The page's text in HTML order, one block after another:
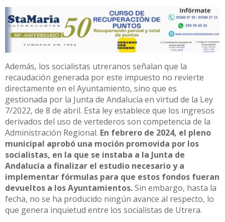
Además, los socialistas utreranos señalan que la
recaudación generada por este impuesto no revierte
directamente en el Ayuntamiento, sino que es
gestionada por la Junta de Andalucía en virtud de la Ley
7/2022, de 8 de abril. Esta ley establece que los ingresos
derivados del uso de vertederos son competencia de la
Administración Regional. En febrero de 2024, el pleno
municipal aprobó una moción promovida por los
socialistas, en la que se instaba a la Junta de
Andalucía a finalizar el estudio necesario y a
implementar fórmulas para que estos fondos fueran
devueltos a los Ayuntamientos.Sin embargo, hasta la
fecha, no se ha producido ningún avance al respecto, lo
que genera inquietud entre los socialistas de Utrera.